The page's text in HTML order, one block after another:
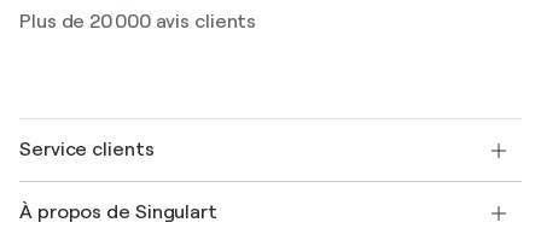
Plus de 20 000 avis clients
Service clients
Expédition
À propos de Singulart